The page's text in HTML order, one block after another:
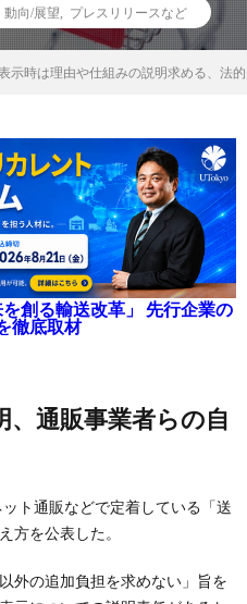
動向/展望 プレスリリースなど
表示時は理由や仕組みの説明求める、法
創る輸送改革」 先行企業の
徹底取材
ト通販などで定着している「送
方を公表した。
外の追加負担を求めない」旨を